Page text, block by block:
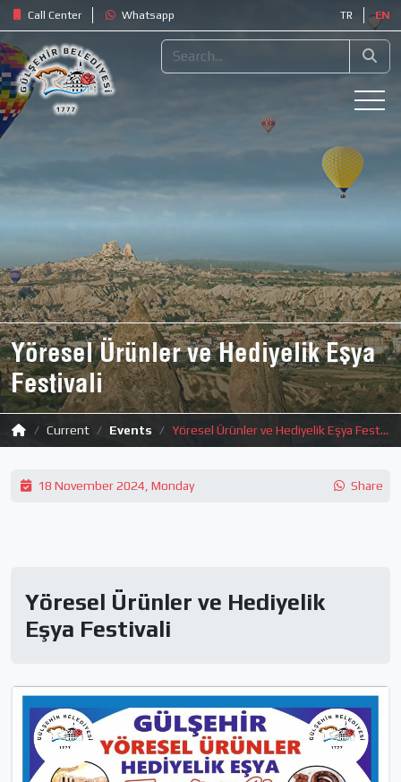
Call Center Whatsapp TR EN
Yöresel Ürünler ve Hediyelik Eşya
Festivali
Current Events Yöresel Ürünler ve Hediyelik Eşya Festivali
18 November 2024, Monday Share
Yöresel Ürünler ve Hediyelik
Eşya Festivali